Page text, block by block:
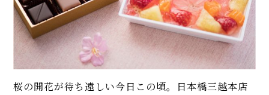
桜の開花が待ち遠しい今日この頃。日本橋三越本店